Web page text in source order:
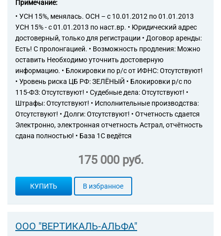
82.99 Деятельность по
предоставлению прочих
вспомогательных услуг для
бизнеса, не включенная в
71.12 Деятельность в области
инженерных изысканий,
инженерно-технического
проектирования, управления
проектами строительства,
выполнения строительного
контроля и авторского
надзора, предоставление
этих областях
71.12.1 Деятельность,
техническим
проектированием,
управлением проектами
строительного контроля и
авторского надзора
Примечание:
• УСН 15%, менялась. ОСН – с 10.01.2012 по 01.01.2013
УСН 15% - с 01.01.2013 по наст.вр. • Юридический адрес
достоверный, только для регистрации • Договор аренды:
Есть! С пролонгацией. • Возможность продления: Можно
оставить Необходимо уточнить достоверную
информацию. • Блокировки по р/с от ИФНС: Отсутствуют!
• Уровень риска ЦБ РФ: ЗЕЛЁНЫЙ • Блокировки р/с по
115-ФЗ: Отсутствуют! • Судебные дела: Отсутствуют! •
Штрафы: Отсутствуют! • Исполнительные производства:
Отсутствуют! • Долги: Отсутствуют! • Отчетность сдается
Электронно, электронная отчетность Астрал, отчётность
сдана полностью! • База 1С ведётся
175 000 руб.
КУПИТЬ В избранное
ООО "ВЕРТИКАЛЬ-АЛЬФА"